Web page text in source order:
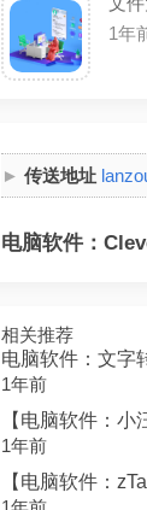
1年
传送地址
电脑软件：
相关推荐
电脑软件：文字
1年前
【电脑软件：小
1年前
【电脑软件：